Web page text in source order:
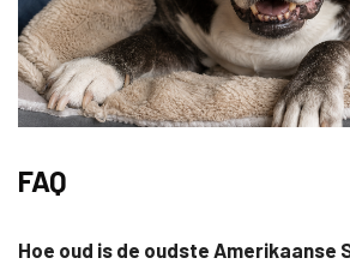
FAQ
Hoe oud is de oudste